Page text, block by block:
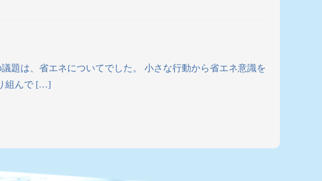
題は、省エネについてでした。 小さな行動から省エネ意識を
組んで […]